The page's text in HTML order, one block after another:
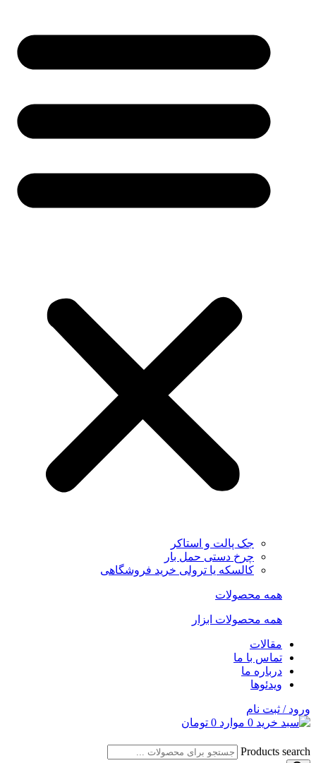
جک پالت و استاکر
چرخ دستی حمل بار
کالسکه یا ترولی خرید فروشگاهی
همه محصولات
همه محصولات ابزار
مقالات
تماس با ما
درباره ما
ویدئوها
ورود / ثبت نام
0 موارد 0 تومان
Products search